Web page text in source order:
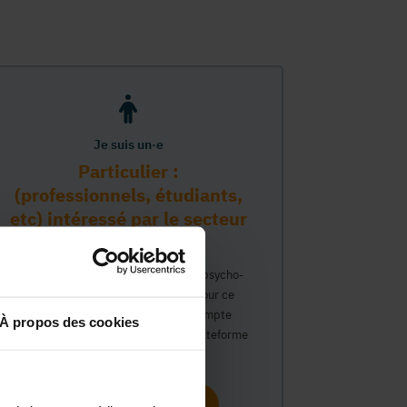
À propos des cookies
Je suis un·e
Particulier :
(professionnels, étudiants,
etc) intéressé par le secteur
PMS
Vous travaillez déjà dans le secteur psycho-
médico-social ou avez un intérêt pour ce
secteur et souhaitez obtenir un compte
personnel pour interagir sur notre plateforme